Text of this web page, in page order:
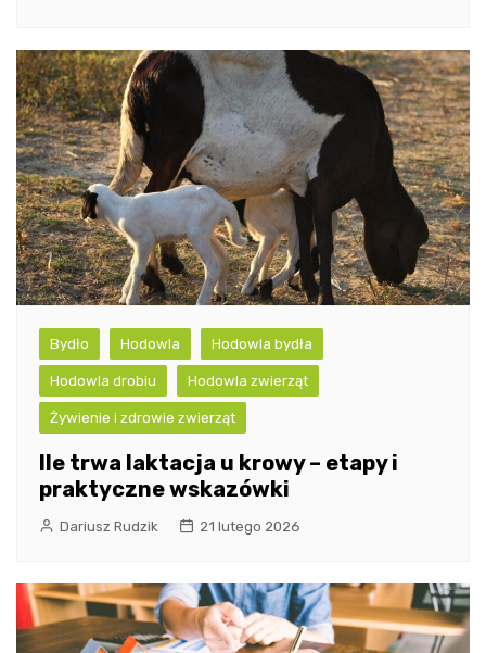
Bydło Hodowla Hodowla bydła
Hodowla drobiu Hodowla zwierząt
Żywienie i zdrowie zwierząt
Ile trwa laktacja u krowy – etapy i
praktyczne wskazówki
Dariusz Rudzik 21 lutego 2026